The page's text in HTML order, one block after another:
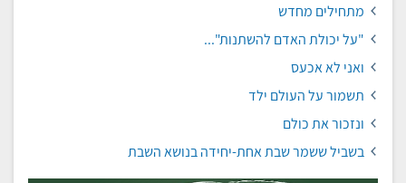
מתחילים מחדש
"על יכולת האדם להשתנות"...
ואני לא אכעס
תשמור על העולם ילד
ונזכור את כולם
בשביל ששמר שבת אחת-יחידה בנושא השבת